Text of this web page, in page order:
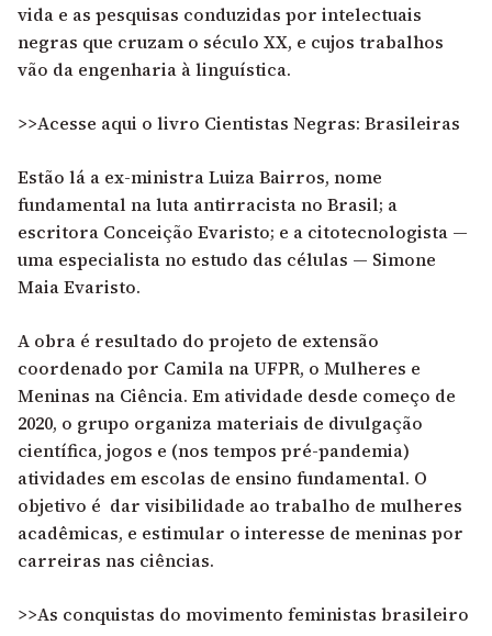
vida e as pesquisas conduzidas por intelectuais
negras que cruzam o século XX, e cujos trabalhos
vão da engenharia à linguística.
>>Acesse aqui o livro Cientistas Negras: Brasileiras
Estão lá a ex-ministra Luiza Bairros, nome
fundamental na luta antirracista no Brasil; a
escritora Conceição Evaristo; e a citotecnologista —
uma especialista no estudo das células — Simone
Maia Evaristo.
A obra é resultado do projeto de extensão
coordenado por Camila na UFPR, o Mulheres e
Meninas na Ciência. Em atividade desde começo de
2020, o grupo organiza materiais de divulgação
científica, jogos e (nos tempos pré-pandemia)
atividades em escolas de ensino fundamental. O
objetivo é dar visibilidade ao trabalho de mulheres
acadêmicas, e estimular o interesse de meninas por
carreiras nas ciências.
>>As conquistas do movimento feministas brasileiro